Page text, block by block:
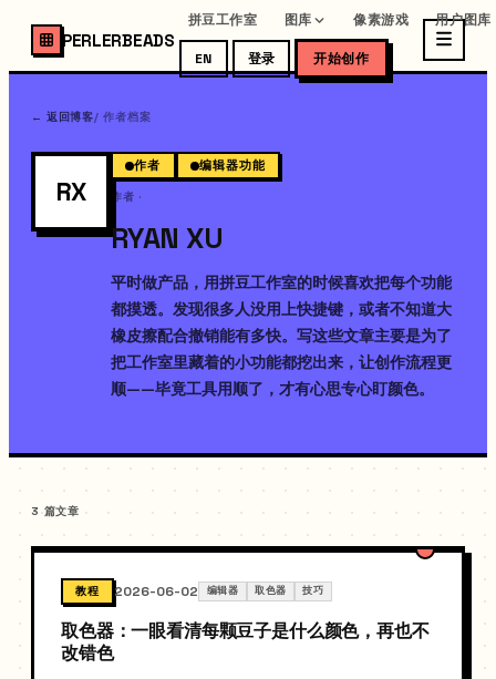
PERLERBEADS
拼豆工作室 图库 像素游戏 用户图库
EN 登录 开始创作
← 返回博客/ 作者档案
RX
作者 编辑器功能
作者 ·
RYAN XU
平时做产品，用拼豆工作室的时候喜欢把每个功能
都摸透。发现很多人没用上快捷键，或者不知道大
橡皮擦配合撤销能有多快。写这些文章主要是为了
把工作室里藏着的小功能都挖出来，让创作流程更
顺——毕竟工具用顺了，才有心思专心盯颜色。
3 篇文章
教程 2026-06-02 编辑器 取色器 技巧
取色器：一眼看清每颗豆子是什么颜色，再也不
改错色